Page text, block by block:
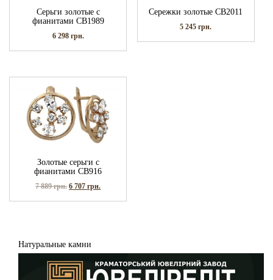
Серьги золотые с
фианитами СВ1989
6 298 грн.
Сережки золотые СВ2011
5 245грн.
Золотые серьги с
фианитами СВ916
7 889грн. 6 707грн.
Натуральные камни